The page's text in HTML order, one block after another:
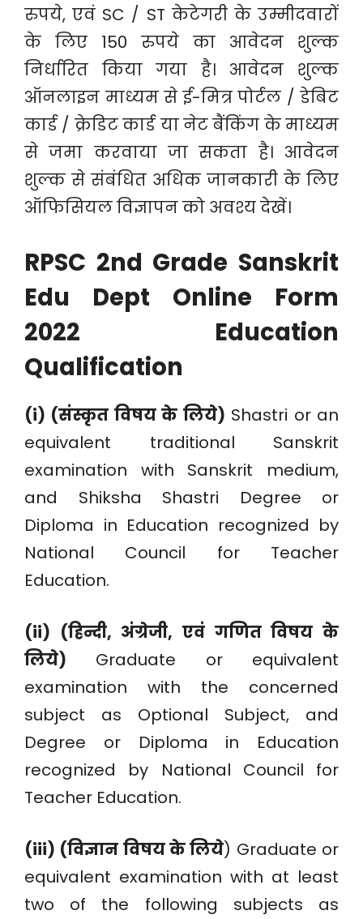
रुपये, एवं SC / ST केटेगरी के उम्मीदवारों
के लिए 150 रुपये का आवेदन शुल्क
निर्धारित किया गया है। आवेदन शुल्क
ऑनलाइन माध्यम से ई-मित्र पोर्टल / डेबिट
कार्ड / क्रेडिट कार्ड या नेट बैंकिंग के माध्यम
से जमा करवाया जा सकता है। आवेदन
शुल्क से संबंधित अधिक जानकारी के लिए
ऑफिसियल विज्ञापन को अवश्य देखें।
RPSC 2nd Grade Sanskrit
Edu Dept Online Form
2022 Education
Qualification
(i) (संस्कृत विषय के लिये) Shastri or an
equivalent traditional Sanskrit
examination with Sanskrit medium,
and Shiksha Shastri Degree or
Diploma in Education recognized by
National Council for Teacher
Education.
(ii) (हिन्दी, अंग्रेजी, एवं गणित विषय के
लिये) Graduate or equivalent
examination with the concerned
subject as Optional Subject, and
Degree or Diploma in Education
recognized by National Council for
Teacher Education.
(iii) (विज्ञान विषय के लिये) Graduate or
equivalent examination with at least
two of the following subjects as